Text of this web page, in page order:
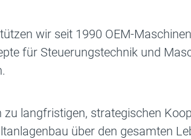
wir seit 1990 OEM-
für Steuerungstechnik und
langfristigen, strategischen
über den gesamten